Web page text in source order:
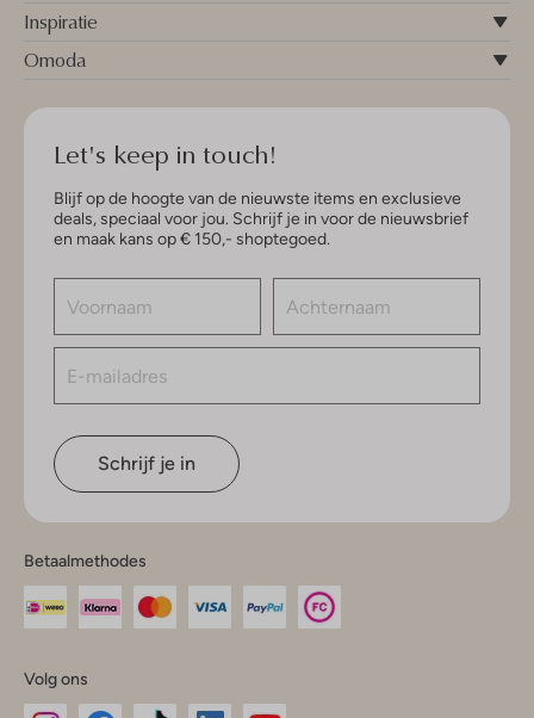
Inspiratie
Omoda
Let's keep in touch!
Blijf op de hoogte van de nieuwste items en exclusieve
deals, speciaal voor jou. Schrijf je in voor de nieuwsbrief
en maak kans op € 150,- shoptegoed.
Schrijf je in
Betaalmethodes
Volg ons